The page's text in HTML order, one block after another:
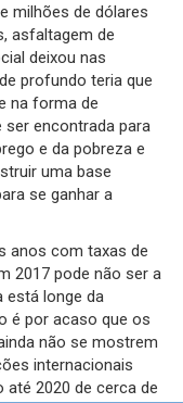
milhões de dólares
asfaltagem de
deixou nas
profundo teria que
na forma de
ser encontrada para
e da pobreza e
uma base
se ganhar a
anos com taxas de
2017 pode não ser a
está longe da
é por acaso que os
não se mostrem
internacionais
2020 de cerca de